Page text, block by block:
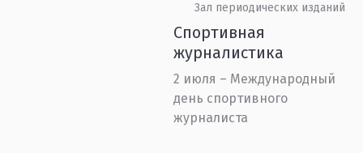
Зал периодических изданий
Спортивная
журналистика
2 июля – Международный
день спортивного
журналиста